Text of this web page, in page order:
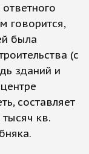
говорится,
была
(с
зданий и
составляет
кв.